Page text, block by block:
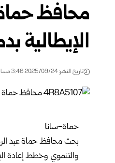
محافظ
الإيطالية
تاريخ النشر: 2025/09/24 3:46 مساءً
حماة-سانا
بحث محافظ حماة عبد
والتنموي وخطط إعادة